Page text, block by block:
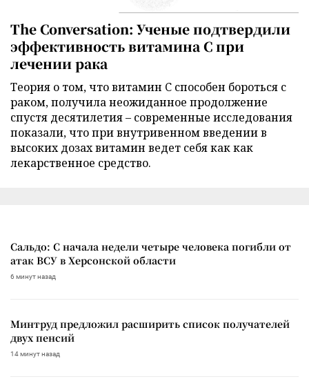
The Conversation: Ученые подтвердили
эффективность витамина C при
лечении рака
Теория о том, что витамин C способен бороться с
раком, получила неожиданное продолжение
спустя десятилетия – современные исследования
показали, что при внутривенном введении в
высоких дозах витамин ведет себя как как
лекарственное средство.
Сальдо: С начала недели четыре человека погибли от
атак ВСУ в Херсонской области
6 минут назад
Минтруд предложил расширить список получателей
двух пенсий
14 минут назад